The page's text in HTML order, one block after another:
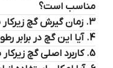
مناسب است؟
3. زمان گیرش گچ زیرکار سمنان جم چقدر است؟
4. آیا این گچ در برابر رطوبت مقاوم است؟
5. کاربرد اصلی گچ زیرکار سمنان جم چیست؟